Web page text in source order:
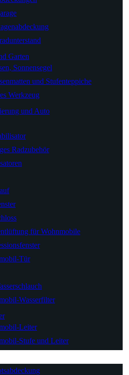
Garten
Sonnensegel
und Stufenteppiche
Werkzeug
und Auto
Radzubehör
für Wohnmobile
Tür
Wasserfilter
Leiter
Stufe und Leiter